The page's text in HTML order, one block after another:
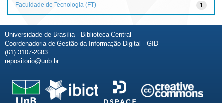
1
Faculdade de Tecnologia (FT)
Universidade de Brasília - Biblioteca Central
Coordenadoria de Gestão da Informação Digital - GID
(61) 3107-2683
repositorio@unb.br